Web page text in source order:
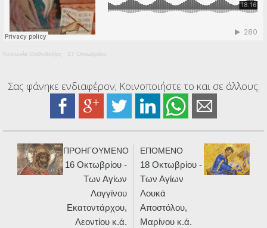
Κοινωνία Ορθοδοξίας · 17 Οκτωβρίου
Σας φάνηκε ενδιαφέρον; Κοινοποιήστε το και σε άλλους:
ΠΡΟΗΓΟΥΜΕΝΟ
16 Οκτωβρίου -
Των Αγίων
Λογγίνου
Εκατοντάρχου,
Λεοντίου κ.ά.
ΕΠΟΜΕΝΟ
18 Οκτωβρίου -
Των Αγίων
Λουκά
Αποστόλου,
Μαρίνου κ.ά.